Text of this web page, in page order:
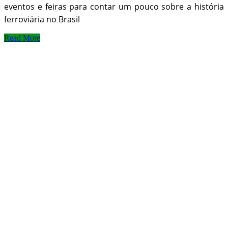
eventos e feiras para contar um pouco sobre a história
ferroviária no Brasil
Read More